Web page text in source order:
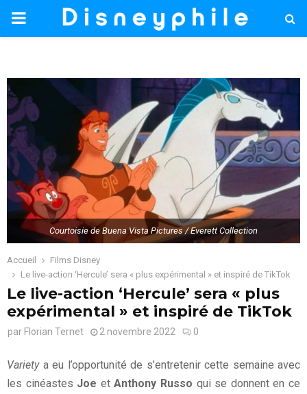
PRIMARY
Courtoisie de Buena Vista Pictures / Everett Collection
Accueil
Films Disney
Le live-action ‘Hercule’ sera « plus expérimental » et inspiré de TikTok
Le live-action ‘Hercule’ sera « plus
expérimental » et inspiré de TikTok
par Florian Ternet 2 novembre 2022 0
Varietya eu l’opportunité de s’entretenir cette semaine avec
les cinéastes Joe etAnthony Russo qui se donnent en ce